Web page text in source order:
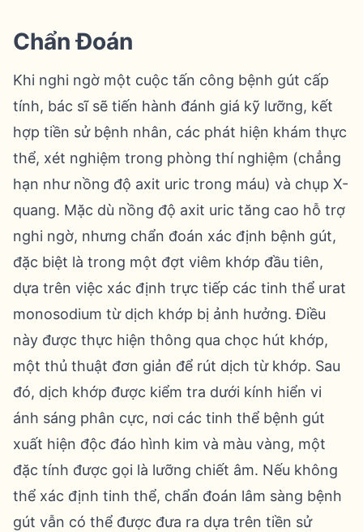
Chẩn Đoán
Khi nghi ngờ một cuộc tấn công bệnh gút cấp
tính, bác sĩ sẽ tiến hành đánh giá kỹ lưỡng, kết
hợp tiền sử bệnh nhân, các phát hiện khám thực
thể, xét nghiệm trong phòng thí nghiệm (chẳng
hạn như nồng độ axit uric trong máu) và chụp X-
quang. Mặc dù nồng độ axit uric tăng cao hỗ trợ
nghi ngờ, nhưng chẩn đoán xác định bệnh gút,
đặc biệt là trong một đợt viêm khớp đầu tiên,
dựa trên việc xác định trực tiếp các tinh thể urat
monosodium từ dịch khớp bị ảnh hưởng. Điều
này được thực hiện thông qua chọc hút khớp,
một thủ thuật đơn giản để rút dịch từ khớp. Sau
đó, dịch khớp được kiểm tra dưới kính hiển vi
ánh sáng phân cực, nơi các tinh thể bệnh gút
xuất hiện độc đáo hình kim và màu vàng, một
đặc tính được gọi là lưỡng chiết âm. Nếu không
thể xác định tinh thể, chẩn đoán lâm sàng bệnh
gút vẫn có thể được đưa ra dựa trên tiền sử